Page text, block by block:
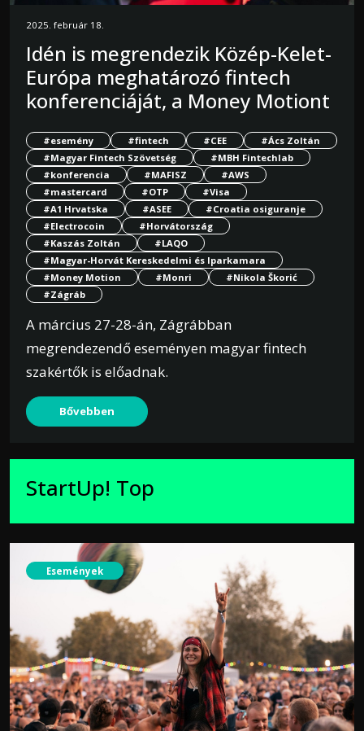
2025. február 18.
Idén is megrendezik Közép-Kelet-
Európa meghatározó fintech
konferenciáját, a Money Motiont
#esemény #fintech #CEE
#Ács Zoltán
#Magyar Fintech Szövetség
#MBH Fintechlab
#konferencia
#MAFISZ
#AWS
#mastercard
#OTP
#Visa
#A1 Hrvatska
#ASEE
#Croatia osiguranje
#Electrocoin
#Horvátország
#Kaszás Zoltán
#LAQO
#Magyar-Horvát Kereskedelmi és Iparkamara
#Money Motion
#Monri
#Nikola Škorić
#Zágráb
A március 27-28-án, Zágrábban
megrendezendő eseményen magyar fintech
szakértők is előadnak.
Bővebben
StartUp! Top
Események